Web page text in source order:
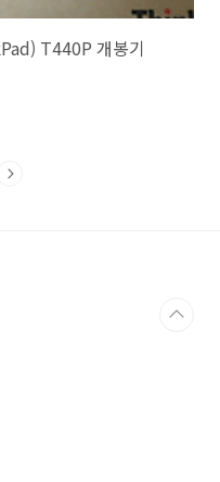
T440P 개봉기